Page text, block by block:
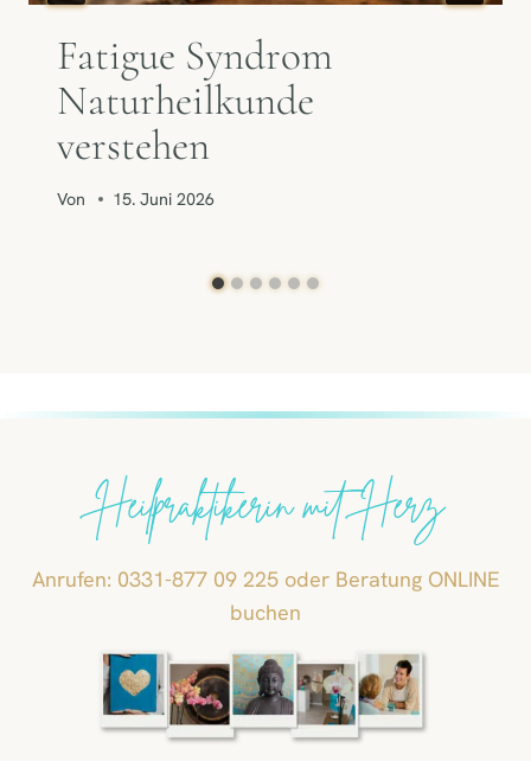
Fatigue Syndrom
Naturheilkunde
verstehen
Von 15. Juni 2026
Heilpraktikerin mit Herz
Anrufen: 0331-877 09 225 oder Beratung ONLINE
buchen